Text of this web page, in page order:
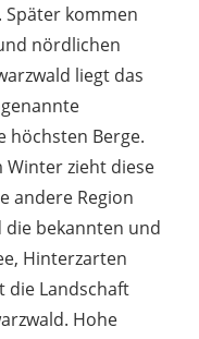
Später kommen
nördlichen
liegt das
höchsten Berge.
Winter zieht diese
andere Region
die bekannten und
Hinterzarten
die Landschaft
Hohe